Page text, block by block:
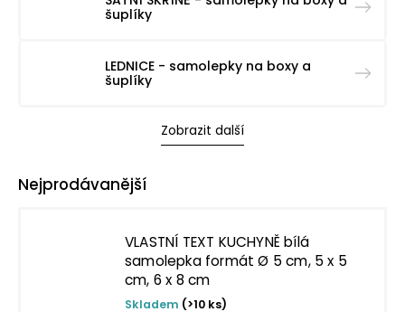
šuplíky
LEDNICE - samolepky na boxy a
šuplíky
Zobrazit další
Nejprodávanější
VLASTNÍ TEXT KUCHYNĚ bílá
samolepka formát Ø 5 cm, 5 x 5
cm, 6 x 8 cm
Skladem (>10 ks)